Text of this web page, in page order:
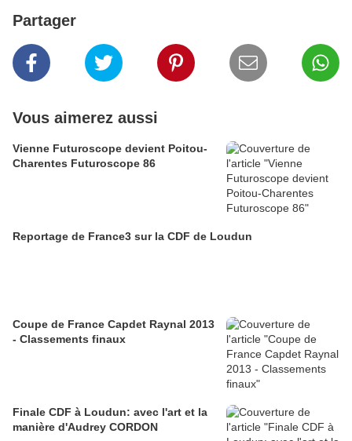
Partager
Vous aimerez aussi
Vienne Futuroscope devient Poitou-
Charentes Futuroscope 86
Reportage de France3 sur la CDF de Loudun
Coupe de France Capdet Raynal 2013
- Classements finaux
Finale CDF à Loudun: avec l'art et la
manière d'Audrey CORDON